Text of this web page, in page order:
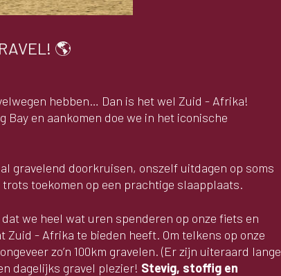
🌎
hebben… Dan is het wel Zuid - Afrika!
en aankomen doe we in het iconische
gravelend doorkruisen, onszelf uitdagen op soms
toekomen op een prachtige slaapplaats.
we heel wat uren spenderen op onze fiets en
- Afrika te bieden heeft. Om telkens op onze
zo’n 100km gravelen. (Er zijn uiteraard
dagelijks gravel plezier! Stevig, stoffig en